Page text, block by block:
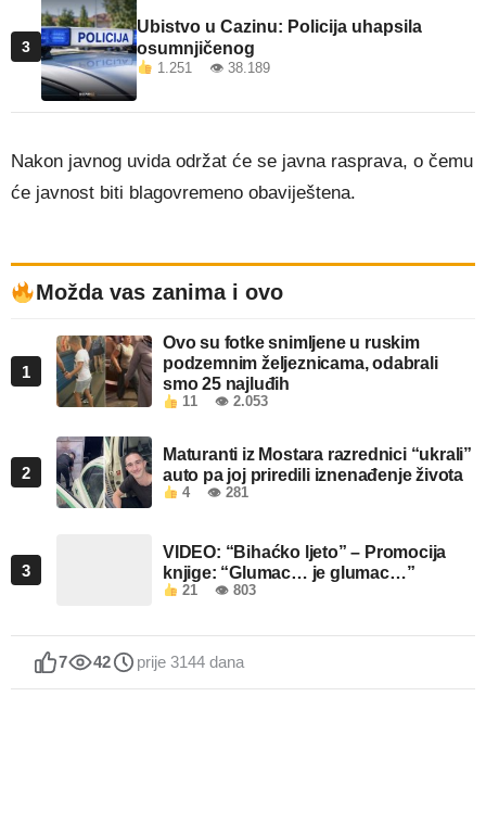
3
Ubistvo u Cazinu: Policija uhapsila
osumnjičenog
1.251 👁 38.189
Nakon javnog uvida održat će se javna rasprava, o čemu
će javnost biti blagovremeno obaviještena.
Možda vas zanima i ovo
1
Ovo su fotke snimljene u ruskim
podzemnim željeznicama, odabrali
smo 25 najluđih
11 👁 2.053
2
Maturanti iz Mostara razrednici “ukrali”
auto pa joj priredili iznenađenje života
4 👁 281
3
VIDEO: “Bihaćko ljeto” – Promocija
knjige: “Glumac… je glumac…”
21 👁 803
7 42 prije 3144 dana